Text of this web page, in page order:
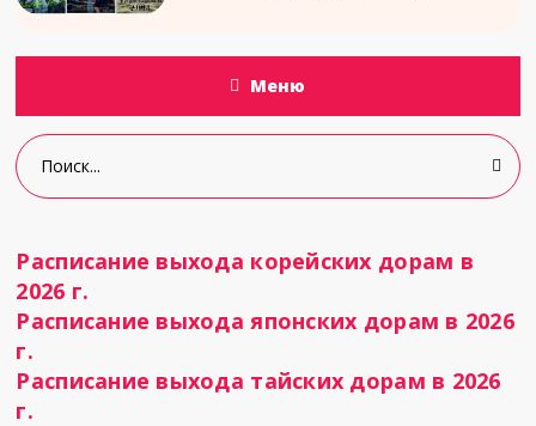
Меню
Расписание выхода корейских дорам в
2026 г.
Расписание выхода японских дорам в 2026
г.
Расписание выхода тайских дорам в 2026
г.